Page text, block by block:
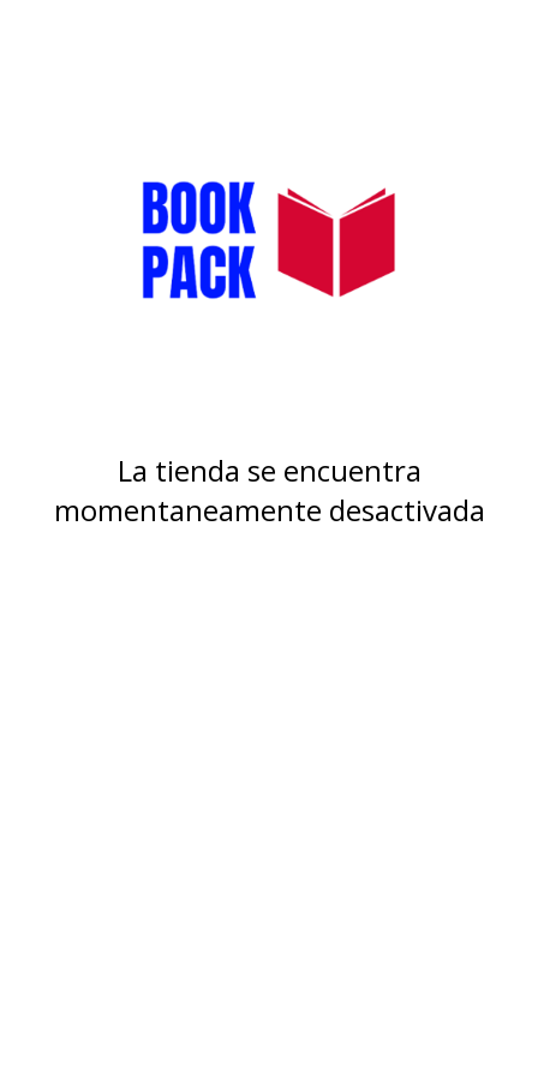
La tienda se encuentra
momentaneamente desactivada